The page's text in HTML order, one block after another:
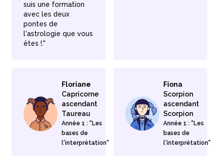
suis une formation
avec les deux
pontes de
l'astrologie que vous
êtes !."
Floriane
Capricorne
ascendant
Taureau
Année 1 : "Les
bases de
l'interprétation"
Fiona
Scorpion
ascendant
Scorpion
Année 1 : "Les
bases de
l'interprétation"